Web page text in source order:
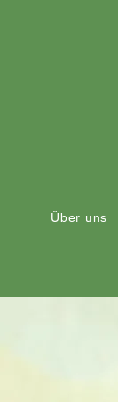
Über uns